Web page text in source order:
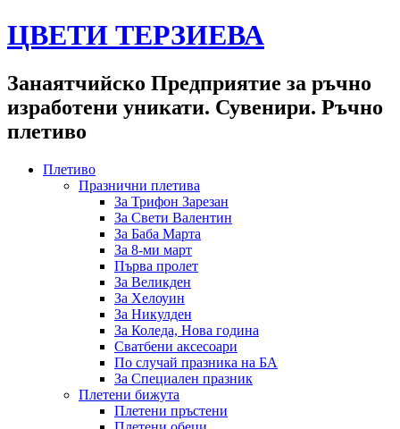
ЦВЕТИ ТЕРЗИЕВА
Занаятчийско Предприятие за ръчно
изработени уникати. Сувенири. Ръчно
плетиво
Плетиво
Празнични плетива
За Трифон Зарезан
За Свети Валентин
За Баба Марта
За 8-ми март
Първа пролет
За Великден
За Хелоуин
За Никулден
За Коледа, Нова година
Сватбени аксесоари
По случай празника на БА
За Специален празник
Плетени бижута
Плетени пръстени